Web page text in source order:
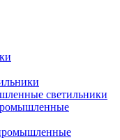
светильники